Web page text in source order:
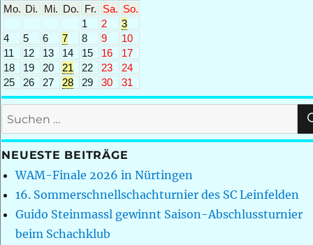
Mo. Di. Mi. Do. Fr. Sa. So.
1
2
3
4
5 6 7 8 9
10
11
12 13 14 15 16
17
18
19 20 21 22 23
24
25
26 27 28 29 30 31
Suchen
nach:
NEUESTE BEITRÄGE
WAM-Finale 2026 in Nürtingen
16. Sommerschnellschachturnier des SC Leinfelden
Guido Steinmassl gewinnt Saison-Abschlussturnier
beim Schachklub